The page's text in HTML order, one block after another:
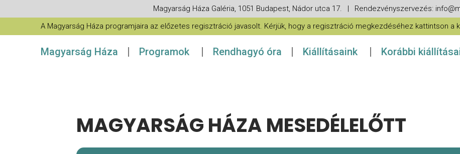
Magyarság Háza Galéria, 1051 Budapest, Nádor utca 17. | Rendezvényszervezés:
A Magyarság Háza programjaira az előzetes regisztráció javasolt. Kérjük, hogy a regisztráció megkezdéséhez kattintson a
Magyarság Háza Programok Rendhagyó óra Kiállításaink Korábbi
MAGYARSÁG HÁZA MESEDÉLELŐTT